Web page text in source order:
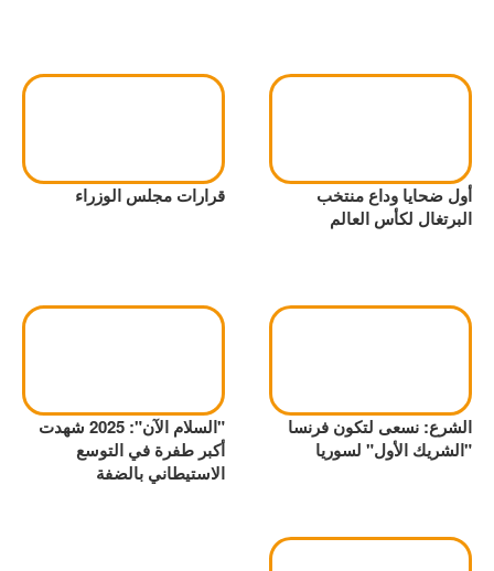
أول ضحايا وداع منتخب
البرتغال لكأس العالم
قرارات مجلس الوزراء
الشرع: نسعى لتكون فرنسا
"الشريك الأول" لسوريا
"السلام الآن": 2025 شهدت
أكبر طفرة في التوسع
الاستيطاني بالضفة